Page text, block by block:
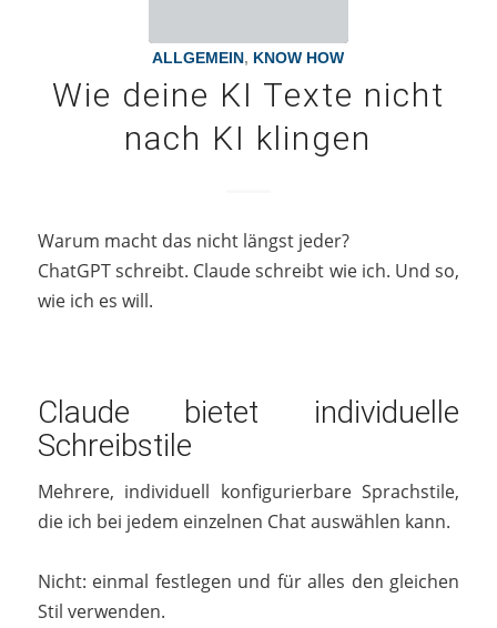
ALLGEMEIN, KNOW HOW
Wie deine KI Texte nicht
nach KI klingen
Warum macht das nicht längst jeder?
ChatGPT schreibt. Claude schreibt wie ich. Und so,
wie ich es will.
Claude bietet individuelle
Schreibstile
Mehrere, individuell konfigurierbare Sprachstile,
die ich bei jedem einzelnen Chat auswählen kann.
Nicht: einmal festlegen und für alles den gleichen
Stil verwenden.